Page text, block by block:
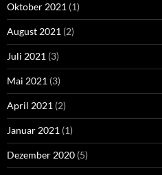
Oktober 2021 (1)
August 2021 (2)
Juli 2021 (3)
Mai 2021 (3)
April 2021 (2)
Januar 2021 (1)
Dezember 2020 (5)